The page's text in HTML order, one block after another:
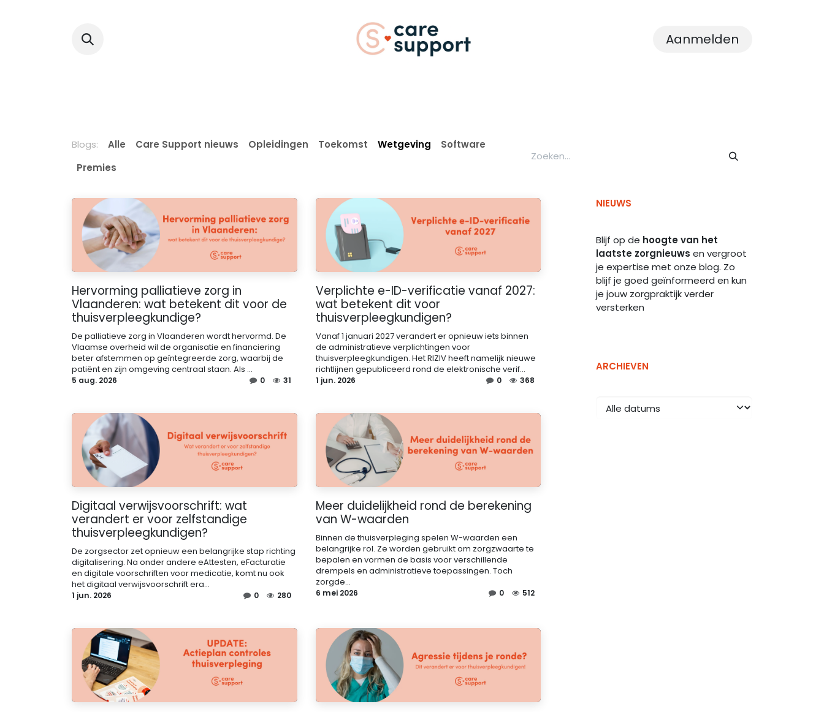
Aanmelden
Blogs: Alle Care Support nieuws Opleidingen Toekomst Wetgeving
Software
Premies
Hervorming palliatieve zorg in
Vlaanderen: wat betekent dit voor de
thuisverpleegkundige?
De palliatieve zorg in Vlaanderen wordt hervormd. De
Vlaamse overheid wil de organisatie en financiering
beter afstemmen op geïntegreerde zorg, waarbij de
patiënt en zijn omgeving centraal staan. Als ...
5 aug. 2026 0 31
Verplichte e-ID-verificatie vanaf 2027:
wat betekent dit voor
thuisverpleegkundigen?
Vanaf 1 januari 2027 verandert er opnieuw iets binnen
de administratieve verplichtingen voor
thuisverpleegkundigen. Het RIZIV heeft namelijk nieuwe
richtlijnen gepubliceerd rond de elektronische verif...
1 jun. 2026 0 368
Digitaal verwijsvoorschrift: wat
verandert er voor zelfstandige
thuisverpleegkundigen?
De zorgsector zet opnieuw een belangrijke stap richting
digitalisering. Na onder andere eAttesten, eFacturatie
en digitale voorschriften voor medicatie, komt nu ook
het digitaal verwijsvoorschrift era...
1 jun. 2026 0 280
Meer duidelijkheid rond de berekening
van W-waarden
Binnen de thuisverpleging spelen W-waarden een
belangrijke rol. Ze worden gebruikt om zorgzwaarte te
bepalen en vormen de basis voor verschillende
drempels en administratieve toepassingen. Toch
zorgde...
6 mei 2026 0 512
NIEUWS
Blijf op de hoogte van het
laatste zorgnieuws en vergroot
je expertise met onze blog. Zo
blijf je goed geïnformeerd en kun
je jouw zorgpraktijk verder
versterken
ARCHIEVEN